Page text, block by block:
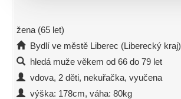
žena (65 let)
Bydlí ve městě Liberec (Liberecký kraj)
hledá muže věkem od 66 do 79 let
vdova, 2 děti, nekuřačka, vyučena
výška: 178cm, váha: 80kg